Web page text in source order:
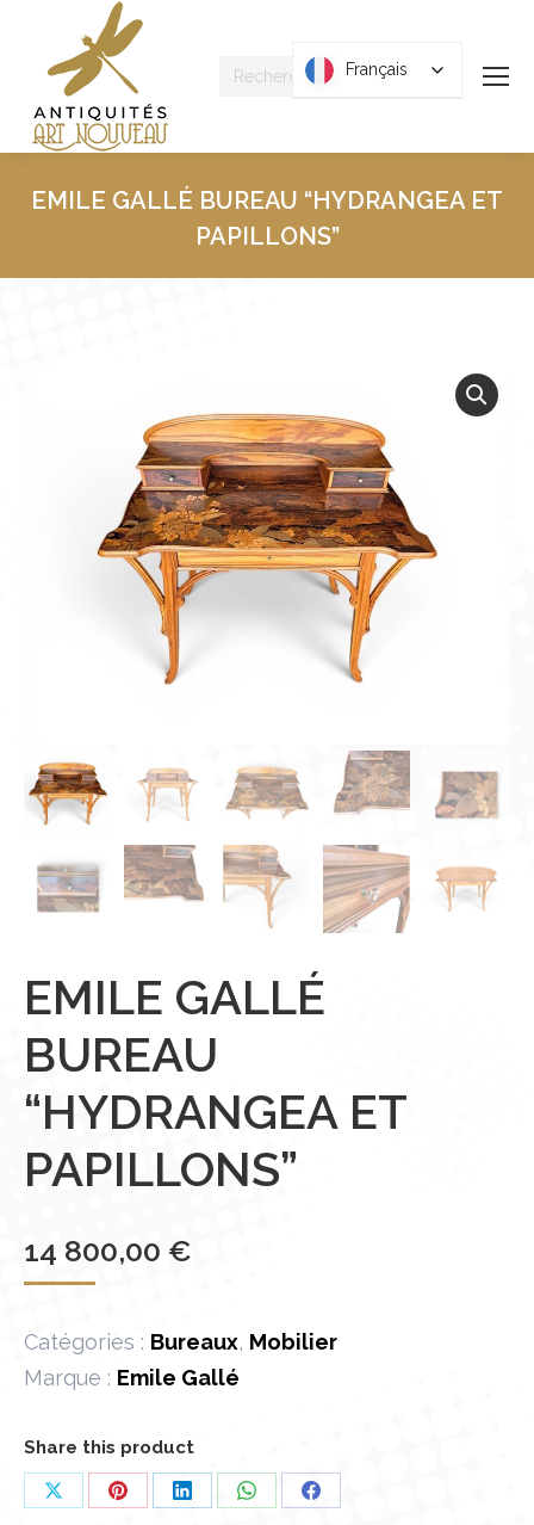
Recherche
EMILE GALLÉ BUREAU “HYDRANGEA ET
PAPILLONS”
EMILE GALLÉ
BUREAU
“HYDRANGEA ET
PAPILLONS”
14 800,00 €
Catégories : Bureaux, Mobilier
Marque : Emile Gallé
Share this product
PartagerPartagerPartagerPartagerPartager
Français
Français